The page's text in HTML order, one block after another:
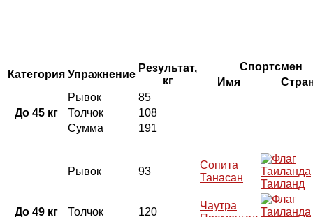
Категория Упражнение
Результат,
кг
Спортсмен
Имя
До 45 кг
Рывок
85
Толчок
108
Сумма
191
До 49 кг
Рывок 93
Сопита
Танасан
Таиланд
Толчок 120
Чаутра